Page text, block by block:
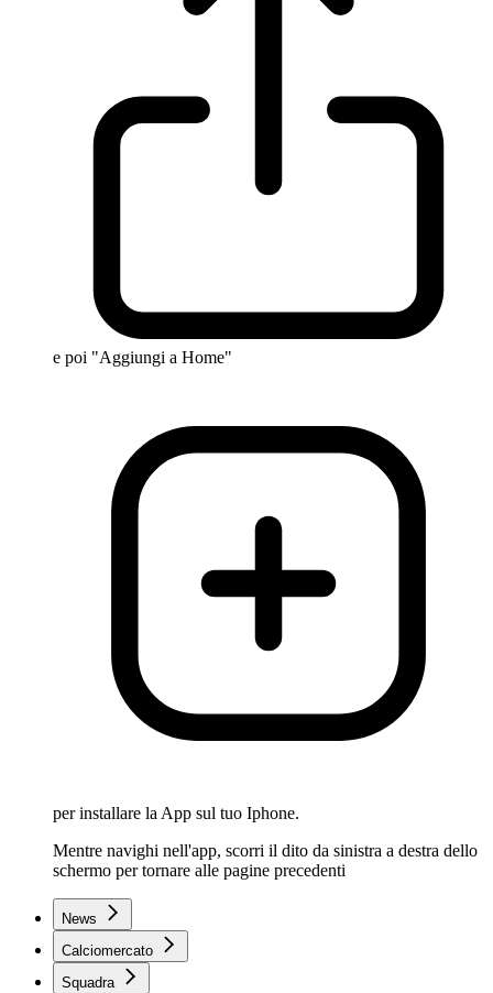
e poi "Aggiungi a Home"
per installare la App sul tuo Iphone.
Mentre navighi nell'app, scorri il dito da sinistra a destra dello
schermo per tornare alle pagine precedenti
News
Calciomercato
Squadra